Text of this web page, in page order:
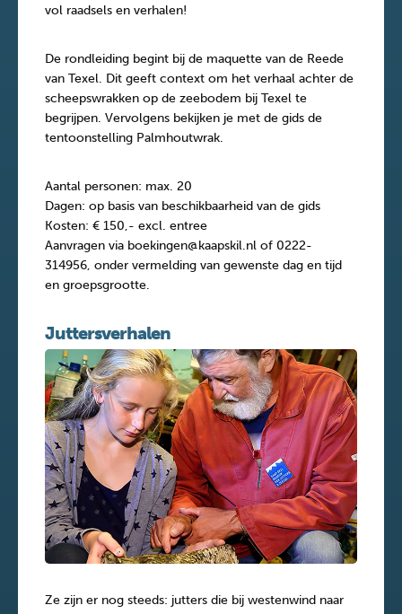
vol raadsels en verhalen!
De rondleiding begint bij de maquette van de Reede
van Texel. Dit geeft context om het verhaal achter de
scheepswrakken op de zeebodem bij Texel te
begrijpen. Vervolgens bekijken je met de gids de
tentoonstelling Palmhoutwrak.
Aantal personen: max. 20
Dagen: op basis van beschikbaarheid van de gids
Kosten: € 150,- excl. entree
Aanvragen via boekingen@kaapskil.nl of 0222-
314956, onder vermelding van gewenste dag en tijd
en groepsgrootte.
Juttersverhalen
Ze zijn er nog steeds: jutters die bij westenwind naar